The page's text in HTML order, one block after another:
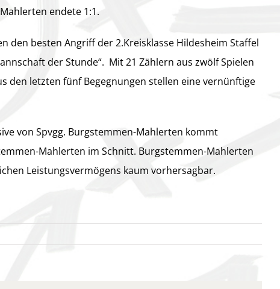
endete 1:1.
den besten Angriff der 2.Kreisklasse Hildesheim Staffel
der Stunde“. Mit 21 Zählern aus zwölf Spielen
den letzten fünf Begegnungen stellen eine vernünftige
von Spvgg. Burgstemmen-Mahlerten kommt
Mahlerten im Schnitt. Burgstemmen-Mahlerten
Leistungsvermögens kaum vorhersagbar.